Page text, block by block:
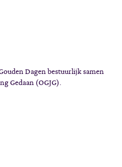
Dagen bestuurlijk samen
Gedaan (OGJG).